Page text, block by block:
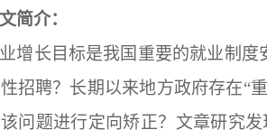
简介：
增长目标是我国重要的就业制
招聘？长期以来地方政府存在“
问题进行定向矫正？文章研究